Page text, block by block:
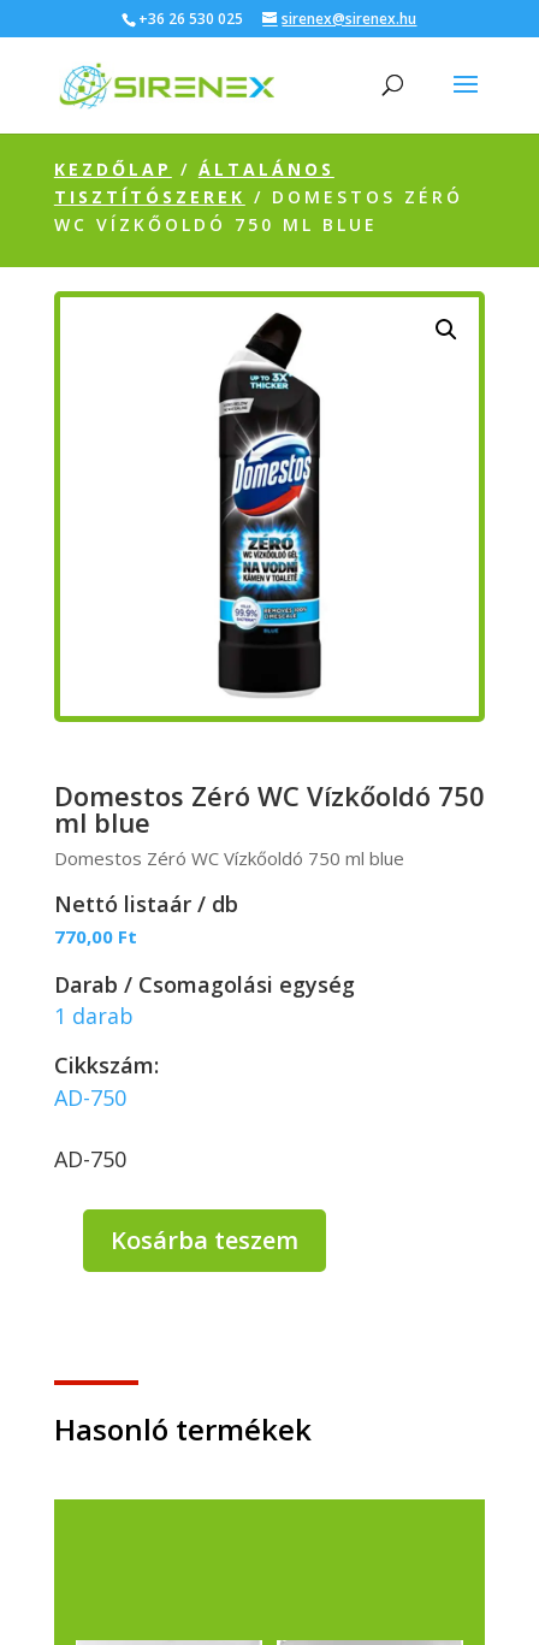
+36 26 530 025 sirenex@sirenex.hu
KEZDŐLAP / ÁLTALÁNOS
TISZTÍTÓSZEREK / DOMESTOS ZÉRÓ
WC VÍZKŐOLDÓ 750 ML BLUE
Domestos Zéró WC Vízkőoldó 750
ml blue
Domestos Zéró WC Vízkőoldó 750 ml blue
Nettó listaár / db
770,00 Ft
Darab / Csomagolási egység
1 darab
Cikkszám:
AD-750
AD-750
Domestos
Zéró
ml
blue
mennyiség
Kosárba teszem
Hasonló termékek